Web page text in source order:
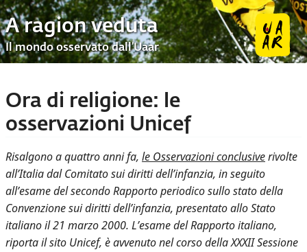
A ragion veduta
Il mondo osservato dall’Uaar
Ora di religione: le
osservazioni Unicef
Risalgono a quattro anni fa, le Osservazioni conclusiverivolte
all’Italia dal Comitato sui diritti dell’infanzia, in seguito
all’esame del secondo Rapporto periodico sullo stato della
Convenzione sui diritti dell’infanzia, presentato allo Stato
italiano il 21 marzo 2000. L’esame del Rapporto italiano,
riporta il sito Unicef, è avvenuto nel corso della XXXII Sessione